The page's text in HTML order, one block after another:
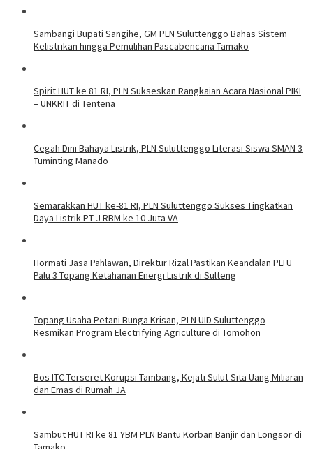
Sambangi Bupati Sangihe, GM PLN Suluttenggo Bahas Sistem
Kelistrikan hingga Pemulihan Pascabencana Tamako
Spirit HUT ke 81 RI, PLN Sukseskan Rangkaian Acara Nasional PIKI
– UNKRIT di Tentena
Cegah Dini Bahaya Listrik, PLN Suluttenggo Literasi Siswa SMAN 3
Tuminting Manado
Semarakkan HUT ke-81 RI, PLN Suluttenggo Sukses Tingkatkan
Daya Listrik PT J RBM ke 10 Juta VA
Hormati Jasa Pahlawan, Direktur Rizal Pastikan Keandalan PLTU
Palu 3 Topang Ketahanan Energi Listrik di Sulteng
Topang Usaha Petani Bunga Krisan, PLN UID Suluttenggo
Resmikan Program Electrifying Agriculture di Tomohon
Bos ITC Terseret Korupsi Tambang, Kejati Sulut Sita Uang Miliaran
dan Emas di Rumah JA
Sambut HUT RI ke 81 YBM PLN Bantu Korban Banjir dan Longsor di